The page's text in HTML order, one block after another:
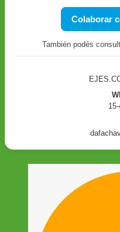
Colaborar
También podés